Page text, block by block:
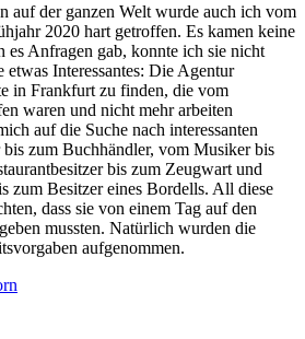
auf der ganzen Welt wurde auch ich vom
2020 hart getroffen. Es kamen keine
es Anfragen gab, konnte ich sie nicht
etwas Interessantes: Die Agentur
in Frankfurt zu finden, die vom
waren und nicht mehr arbeiten
auf die Suche nach interessanten
zum Buchhändler, vom Musiker bis
bis zum Zeugwart und
zum Besitzer eines Bordells. All diese
dass sie von einem Tag auf den
mussten. Natürlich wurden die
aufgenommen.